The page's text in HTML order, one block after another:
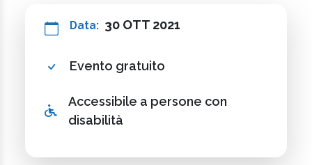
Data: 30 OTT 2021
Evento gratuito
Accessibile a persone con
disabilità